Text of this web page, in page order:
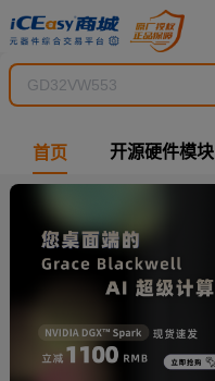
首页 开源硬件模块